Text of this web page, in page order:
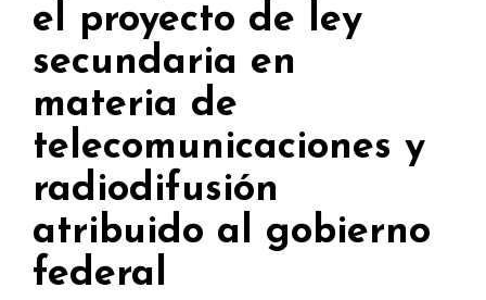
el proyecto de ley
secundaria en
materia de
telecomunicaciones y
radiodifusión
atribuido al gobierno
federal